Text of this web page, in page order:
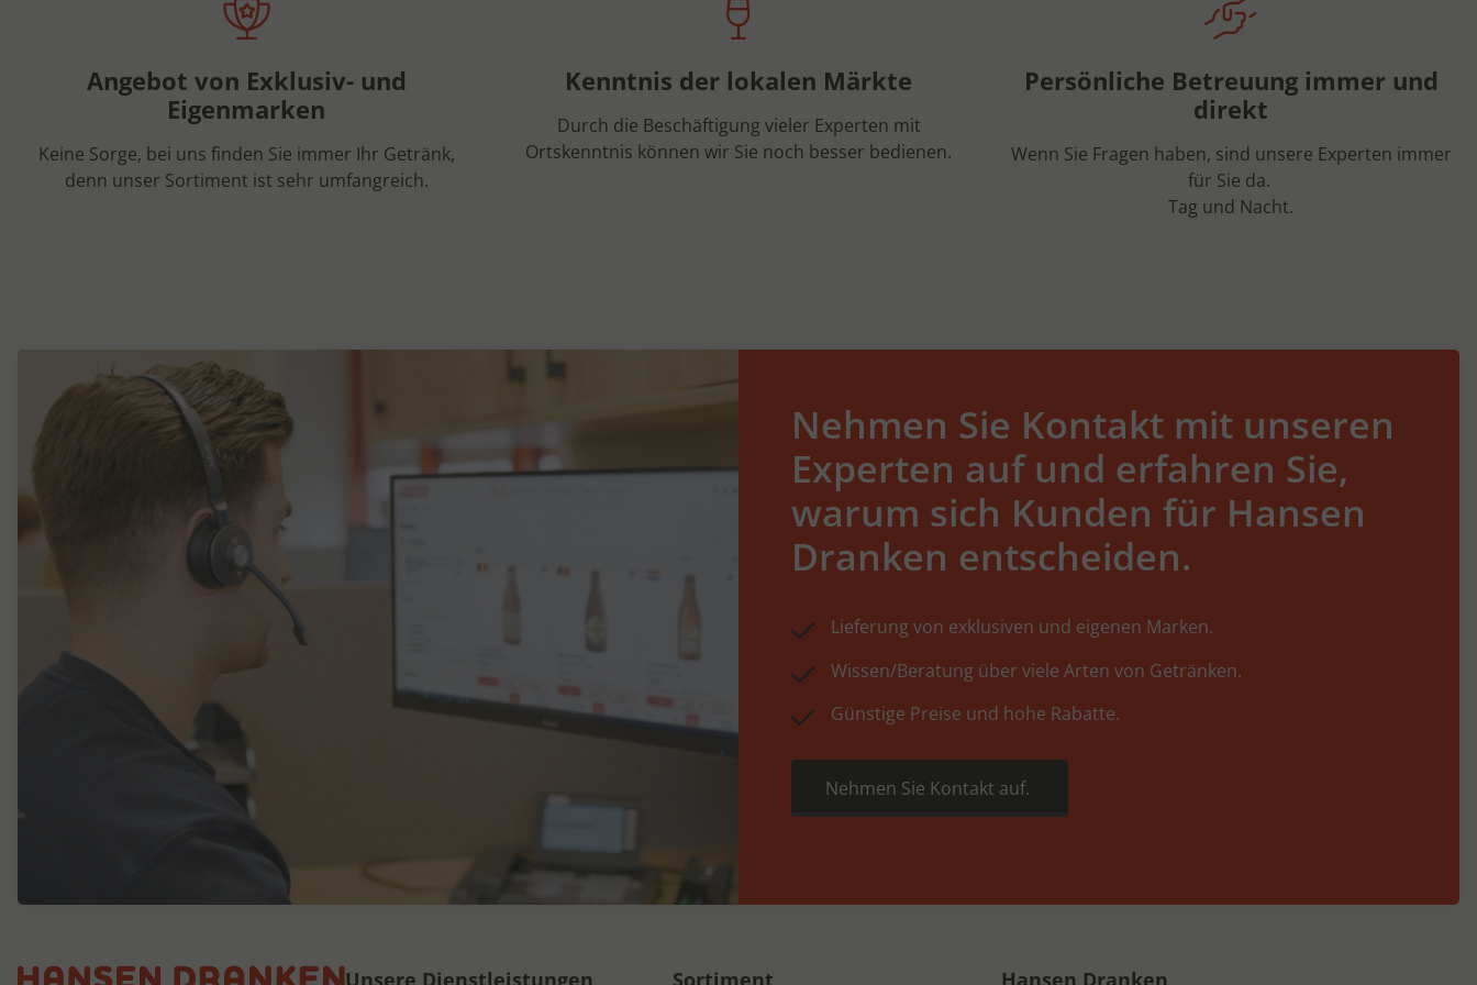
Angebot von Exklusiv- und
Eigenmarken
Keine Sorge, bei uns finden Sie immer Ihr Getränk,
denn unser Sortiment ist sehr umfangreich.
Kenntnis der lokalen Märkte
Durch die Beschäftigung vieler Experten mit
Ortskenntnis können wir Sie noch besser bedienen.
Persönliche Betreuung immer und
direkt
Wenn Sie Fragen haben, sind unsere Experten immer
für Sie da.
Tag und Nacht.
Nehmen Sie Kontakt mit unseren
Experten auf und erfahren Sie,
warum sich Kunden für Hansen
Dranken entscheiden.
Lieferung von exklusiven und eigenen Marken.
Wissen/Beratung über viele Arten von Getränken.
Günstige Preise und hohe Rabatte.
Nehmen Sie Kontakt auf.